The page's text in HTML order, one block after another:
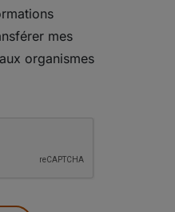
mes
organismes